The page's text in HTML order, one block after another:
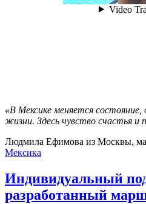
«В Мексике меняется состояние,
жизни. Здесь чувство счастья и
Людмила Ефимова из Москвы,
Мексика
Индивидуальный
разработанный